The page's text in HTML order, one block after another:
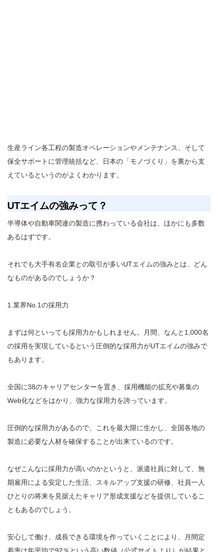
生産ライン各工程の製造オペレーションやメンテナンス、そして
保全サポートに管理統括など、日本の「モノづくり」を裏から支
えているというのがよくわかります。
UTエイムの強みって？
半導体や自動車関連の製造に携わっている会社は、ほかにも多数
あるはずです。
それでも大手有名企業との取引が多いUTエイムの強みとは、どん
なものがあるのでしょうか？
1.業界No.1の採用力
まずは何といっても採用力かもしれません。月間、なんと1,000名
の採用を実現しているという圧倒的な採用力がUTエイムの強みで
もあります。
全国に38のキャリアセンターを置き、採用機能の拡充や募集の
Web化などをはかり、強力な採用力を誇っています。
圧倒的な採用力があるので、これを最大限に生かし、全国各地の
製造に必要な人材を確保することが出来ているのです。
なぜこんなに採用力が高いのかというと、派遣社員に対して、無
期雇用による安定した生活、スキルアップ支援の研修、社員一人
ひとりの将来を見据えたキャリア形成支援などを提供しているこ
ともあるのでしょう。
安心して働け、成長できる環境を作っていくことにより、月間定